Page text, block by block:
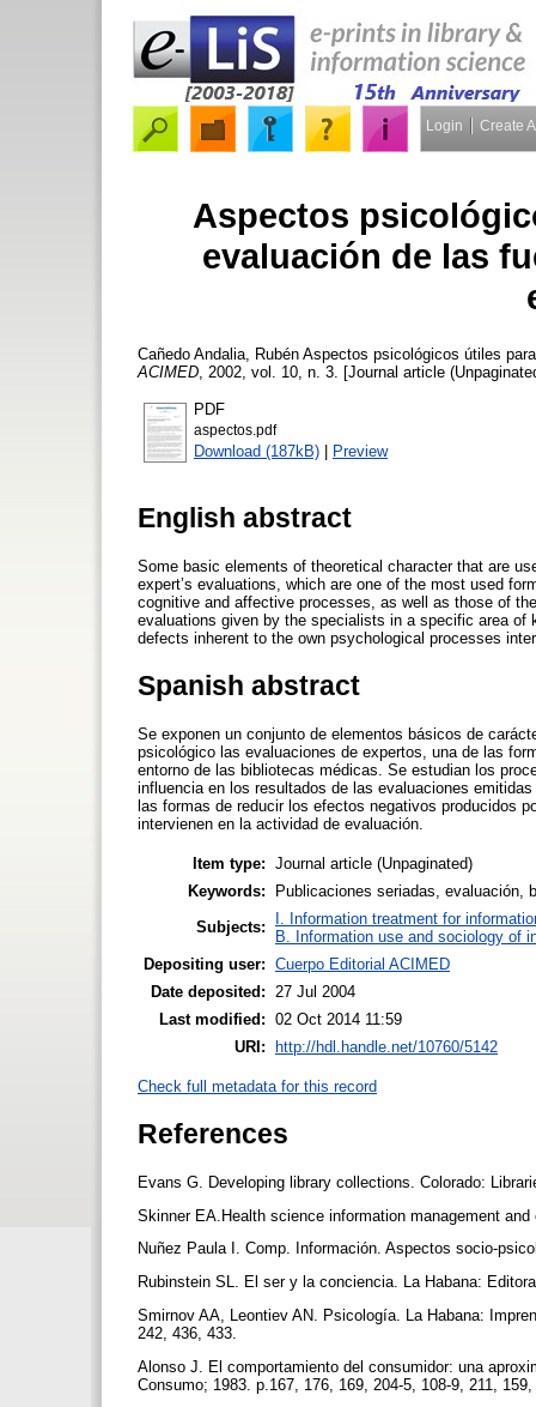
Login Create
Aspectos
evaluación de las
Cañedo Andalia, Rubén Aspectos psicológicos útiles
ACIMED , 2002, vol. 10, n. 3. [Journal article
PDF
aspectos.pdf
Download (187kB) | Preview
English abstract
Some basic elements of theoretical character that are
expert’s evaluations, which are one of the most used
cognitive and affective processes, as well as those of
evaluations given by the specialists in a specific area of
defects inherent to the own psychological processes
Spanish abstract
Se exponen un conjunto de elementos básicos de
psicológico las evaluaciones de expertos, una de las
entorno de las bibliotecas médicas. Se estudian los
influencia en los resultados de las evaluaciones
las formas de reducir los efectos negativos producidos
intervienen en la actividad de evaluación.
Item type: Journal article (Unpaginated)
Keywords:
Publicaciones seriadas, evaluación,
Subjects:
I. Information treatment for
B. Information use and sociology of
Depositing user: Cuerpo Editorial ACIMED
Date deposited:
27 Jul 2004
Last modified: 02 Oct 2014 11:59
URI:
http://hdl.handle.net/10760/5142
Check full metadata for this record
References
Evans G. Developing library collections. Colorado:
Skinner EA.Health science information management
Nuñez Paula I. Comp. Información. Aspectos socio-
Rubinstein SL. El ser y la conciencia. La Habana:
Smirnov AA, Leontiev AN. Psicología. La Habana:
242, 436, 433.
Alonso J. El comportamiento del consumidor: una
Consumo; 1983. p.167, 176, 169, 204-5, 108-9, 211,